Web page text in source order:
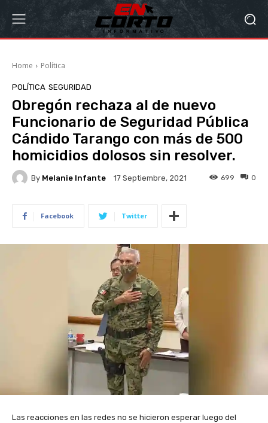
Home Política
POLÍTICA SEGURIDAD
Obregón rechaza al de nuevo
Funcionario de Seguridad Pública
Cándido Tarango con más de 500
homicidios dolosos sin resolver.
By Melanie Infante 17 Septiembre, 2021 0
699
Facebook Twitter
Las reacciones en las redes no se hicieron esperar luego del